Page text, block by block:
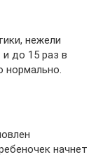
нежели
до 15 раз в
нормально.
начнет